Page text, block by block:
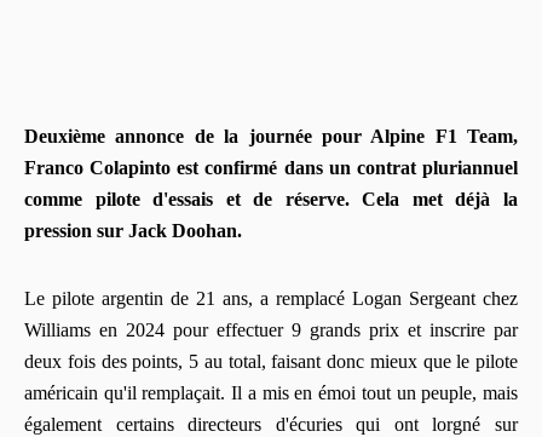
Deuxième annonce de la journée pour Alpine F1 Team,
Franco Colapinto est confirmé dans un contrat pluriannuel
comme pilote d'essais et de réserve. Cela met déjà la
pression sur Jack Doohan.
Le pilote argentin de 21 ans, a remplacé Logan Sergeant chez
Williams en 2024 pour effectuer 9 grands prix et inscrire par
deux fois des points, 5 au total, faisant donc mieux que le pilote
américain qu'il remplaçait. Il a mis en émoi tout un peuple, mais
également certains directeurs d'écuries qui ont lorgné sur